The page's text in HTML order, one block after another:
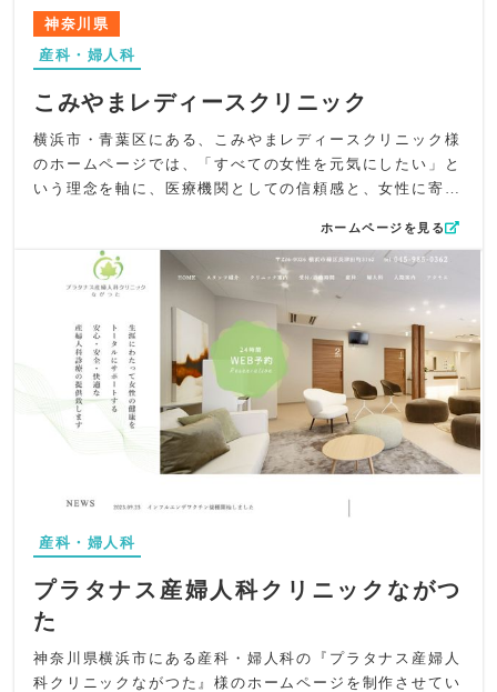
者様の心に寄り添うクリニックの理念を視覚的に表現しま
した。
コンテンツ面では、トップページの「当院の特徴」で大き
さしいタッチのイラストを用い、月経や更年期といったセ
ンシティブな内容も抵抗なく読める工夫をしています。情
報の階層を整理し、目的の診療ページへスムーズに誘導で
きる構成としました。
介し、来院前に安心感を与える設計を採用。サイドタブに
はWEB予約・LINE・Instagramを常時表示し、どのデバイ
スからでも簡単にアクセスできるようにしています。特に
スマートフォンでの操作性を意識し、直感的な導線設計を
実現しています。
SEO面では、「福岡市城南区鳥飼」「別府駅」「婦人科」
「レディースクリニック」などの地域・診療キーワードを
自然に配置し、検索結果での上位表示を意識した構成に。
メタ情報には「日帰り手術対応」「安心・安全・親しみや
すい婦人科」といった特徴を盛り込み、クリック率向上を
全体を通して、女性が安心して通える地域のかかりつけ婦
人科としての信頼感と、洗練されたデザインによる上質な
印象を両立したホームページに仕上げています。
神奈川県
産科・婦人科
こみやまレディースクリニック
横浜市・青葉区にある、こみやまレディースクリニック様
のホームページでは、「すべての女性を元気にしたい」と
いう理念を軸に、医療機関としての信頼感と、女性に寄り
たり女性医療に携わってきた経験を背景に、単なる情報提
供サイトではなく、「不安を和らげ、受診の一歩を後押し
する場」としての設計を目指しました。
花や水彩タッチの淡いブルーを基調に、やさしく華やかな
印象を演出。写真素材も実物の花を使用し、「作り物では
ない自然な美しさ」で信頼感と清潔感を表現しました。視
覚的トーンはシックでありながらもやわらかく、更年期、
生理、婦人科がん、避妊などデリケートなテーマにも抵抗
なく触れられる配慮を重視しています。
コンテンツ面では、「女性医師の産婦人科」としての安心
悩み・GSM・レーザー治療・骨盤臓器脱・日帰り手術・レ
ディースドックといった幅広いテーマをわかりやすく整
理。トップページの花のビジュアルに浮かぶように特徴を
配置することで、感覚的にも「寄り添い」「癒し」を感じ
られる構成にしました。
UI設計では、初めての方でも迷わず受診までたどり着ける
導線設計と、スマートフォンでの閲覧快適性にも細心の注
意を払っています。
ホームページを見る
産科・婦人科
プラタナス産婦人科クリニックながつ
た
神奈川県横浜市にある産科・婦人科の『プラタナス産婦人
科クリニックながつた』様のホームページを制作させてい